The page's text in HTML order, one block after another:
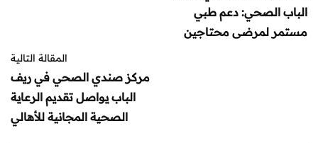
الباب الصحي: دعم طبي
مستمر لمرضى محتاجين
المقالة التالية
مركز صندي الصحي في ريف
الباب يواصل تقديم الرعاية
الصحية المجانية للأهالي